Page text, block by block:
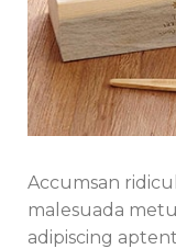
Accumsan
malesuada
adipiscing